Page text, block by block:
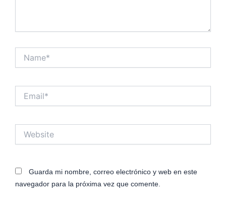
Guarda mi nombre, correo electrónico y web en este
navegador para la próxima vez que comente.